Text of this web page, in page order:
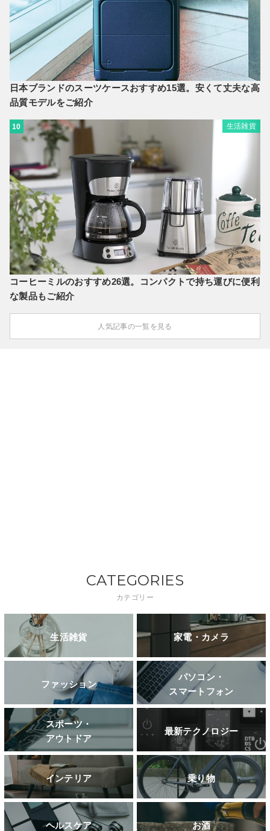
日本ブランドのスーツケースおすすめ15選。安くて丈夫な高
品質モデルをご紹介
10 生活雑貨
コーヒーミルのおすすめ26選。コンパクトで持ち運びに便利
な製品もご紹介
人気記事の一覧を見る
CATEGORIES
カテゴリー
生活雑貨 家電・カメラ
ファッション
パソコン・
スマートフォン
スポーツ・
アウトドア
最新テクノロジー
インテリア 乗り物
ヘルスケア お酒